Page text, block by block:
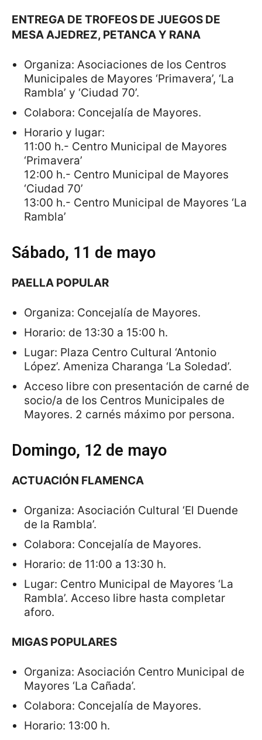
ENTREGA DE TROFEOS DE JUEGOS DE
MESA AJEDREZ, PETANCA Y RANA
Organiza: Asociaciones de los Centros
Municipales de Mayores ‘Primavera’, ‘La
Rambla’ y ‘Ciudad 70’.
Colabora: Concejalía de Mayores.
Horario y lugar:
11:00 h.- Centro Municipal de Mayores
‘Primavera’
12:00 h.- Centro Municipal de Mayores
‘Ciudad 70’
13:00 h.- Centro Municipal de Mayores ‘La
Rambla’
Sábado, 11 de mayo
PAELLA POPULAR
Organiza: Concejalía de Mayores.
Horario: de 13:30 a 15:00 h.
Lugar: Plaza Centro Cultural ‘Antonio
López’. Ameniza Charanga ‘La Soledad’.
Acceso libre con presentación de carné de
socio/a de los Centros Municipales de
Mayores. 2 carnés máximo por persona.
Domingo, 12 de mayo
ACTUACIÓN FLAMENCA
Organiza: Asociación Cultural ‘El Duende
de la Rambla’.
Colabora: Concejalía de Mayores.
Horario: de 11:00 a 13:30 h.
Lugar: Centro Municipal de Mayores ‘La
Rambla’. Acceso libre hasta completar
aforo.
MIGAS POPULARES
Organiza: Asociación Centro Municipal de
Mayores ‘La Cañada’.
Colabora: Concejalía de Mayores.
Horario: 13:00 h.